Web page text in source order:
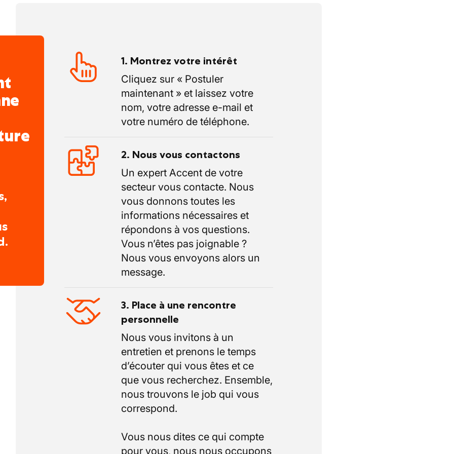
1. Montrez votre intérêt
Cliquez sur « Postuler
maintenant » et laissez votre
nom, votre adresse e-mail et
votre numéro de téléphone.
2. Nous vous contactons
Un expert Accent de votre
secteur vous contacte. Nous
vous donnons toutes les
informations nécessaires et
répondons à vos questions.
Vous n’êtes pas joignable ?
Nous vous envoyons alors un
message.
3. Place à une rencontre
personnelle
Nous vous invitons à un
entretien et prenons le temps
d’écouter qui vous êtes et ce
que vous recherchez. Ensemble,
nous trouvons le job qui vous
correspond.
Vous nous dites ce qui compte
pour vous, nous nous occupons